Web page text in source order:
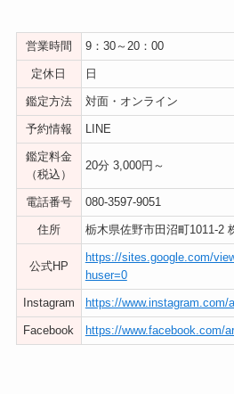
営業時間 9：30～20：00
定休日 日
鑑定方法 対面・オンライン
予約情報 LINE
鑑定料金
（税込）
20分 3,000円～
電話番号 080-3597-9051
住所 栃木県佐野市田沼町1011-2
公式HP
https://sites.google.com/
huser=0
Instagram https://www.instagram.com/
Facebook https://www.facebook.com/